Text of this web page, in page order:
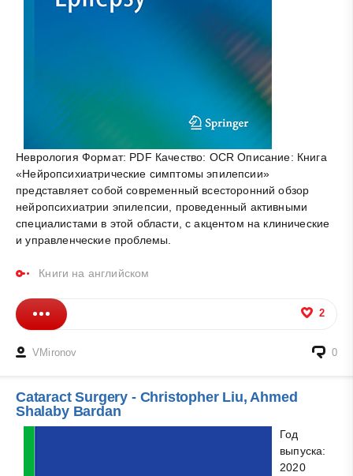
Неврология Формат: PDF Качество: OCR Описание: Книга
«Нейропсихиатрические симптомы эпилепсии»
представляет собой современный всесторонний обзор
нейропсихиатрии эпилепсии, проведенный активными
специалистами в этой области, с акцентом на клинические
и управленческие проблемы.
Книги на английском
2
VMironov 0
Cataract Surgery - Christopher Liu, Ahmed
Shalaby Bardan
Год
выпуска:
2020